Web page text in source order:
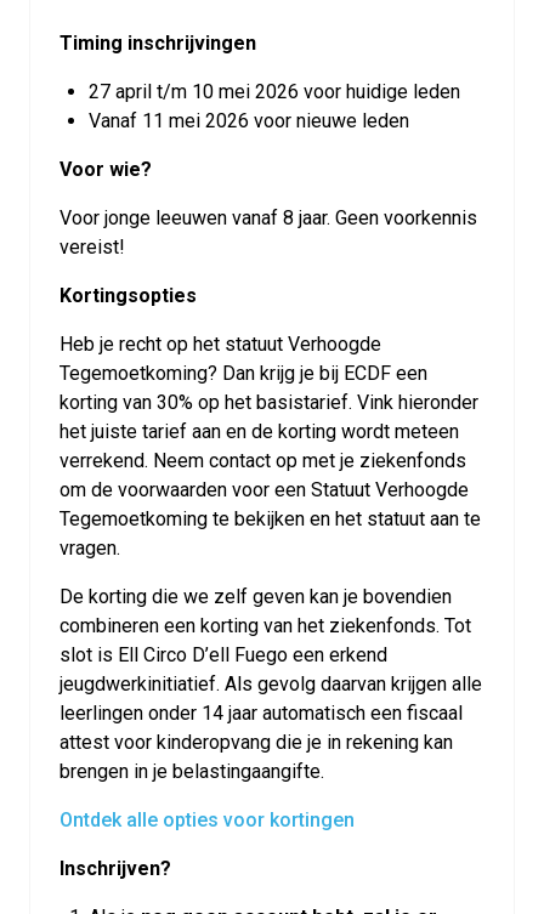
Timing inschrijvingen
27 april t/m 10 mei 2026 voor huidige leden
Vanaf 11 mei 2026 voor nieuwe leden
Voor wie?
Voor jonge leeuwen vanaf 8 jaar. Geen voorkennis
vereist!
Kortingsopties
Heb je recht op het statuut Verhoogde
Tegemoetkoming? Dan krijg je bij ECDF een
korting van 30% op het basistarief. Vink hieronder
het juiste tarief aan en de korting wordt meteen
verrekend. Neem contact op met je ziekenfonds
om de voorwaarden voor een Statuut Verhoogde
Tegemoetkoming te bekijken en het statuut aan te
vragen.
De korting die we zelf geven kan je bovendien
combineren een korting van het ziekenfonds. Tot
slot is Ell Circo D’ell Fuego een erkend
jeugdwerkinitiatief. Als gevolg daarvan krijgen alle
leerlingen onder 14 jaar automatisch een fiscaal
attest voor kinderopvang die je in rekening kan
brengen in je belastingaangifte.
Ontdek alle opties voor kortingen
Inschrijven?